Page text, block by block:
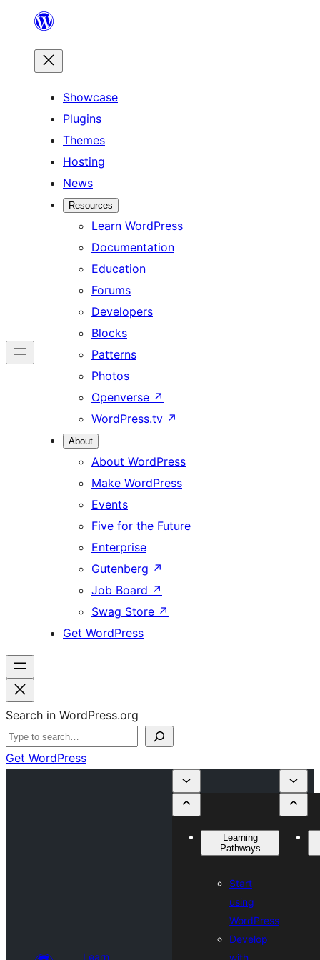
content
Showcase
Plugins
Themes
Hosting
News
Resources
Learn WordPress
Documentation
Education
Forums
Developers
Blocks
Patterns
Photos
Openverse ↗
WordPress.tv ↗
About
About WordPress
Make WordPress
Events
Five for the Future
Enterprise
Gutenberg ↗
Job Board ↗
Swag Store ↗
Get WordPress
Search in WordPress.org
Get WordPress
Learn
Learning
Pathways
Start
using
WordPress
Develop
with